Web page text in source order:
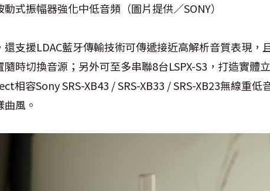
動式振幅器強化中低音頻（圖片提供／SONY）
還支援LDAC藍牙傳輸技術可傳遞接近高解析音質表現，
隨時切換音源；另外可至多串聯8台LSPX-S3，打造實體
相容Sony SRS-XB43 / SRS-XB33 / SRS-XB23無線重
曲風。